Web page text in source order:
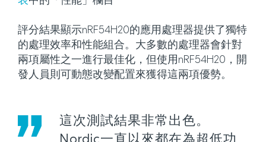
評分結果顯示nRF54H20的應用處理器提供了獨特
的處理效率和性能組合。大多數的處理器會針對
兩項屬性之一進行最佳化，但使用nRF54H20，開
發人員則可動態改變配置來獲得這兩項優勢。
這次測試結果非常出色。